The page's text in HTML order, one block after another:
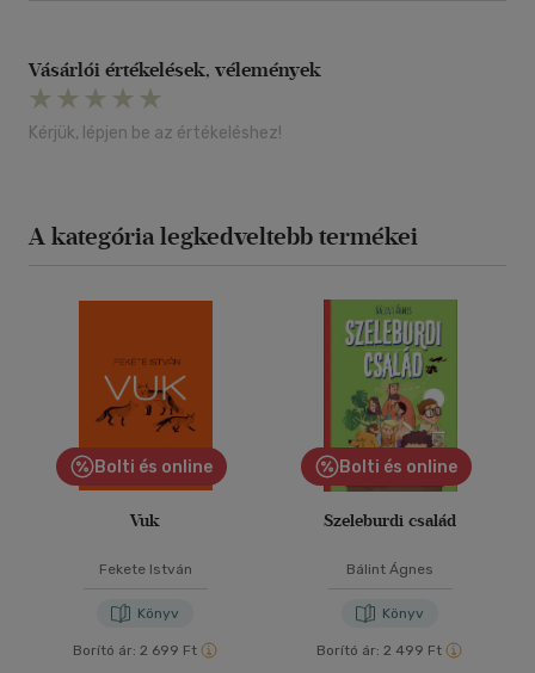
Vásárlói értékelések, vélemények
Kérjük, lépjen be az értékeléshez!
A kategória legkedveltebb termékei
Bolti és online
Vuk
Fekete István
Könyv
Borító ár: 2 699 Ft
Bolti és online
Szeleburdi család
Bálint Ágnes
Könyv
Borító ár: 2 499 Ft